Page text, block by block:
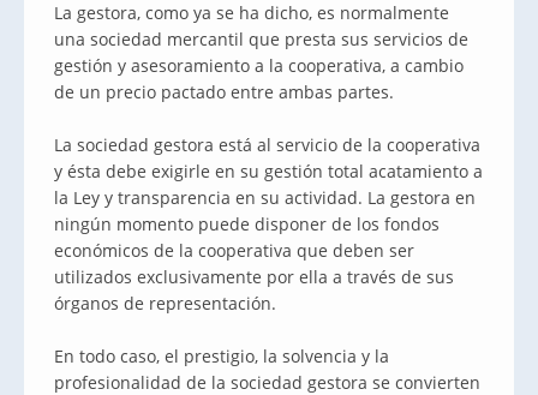
La gestora, como ya se ha dicho, es normalmente
una sociedad mercantil que presta sus servicios de
gestión y asesoramiento a la cooperativa, a cambio
de un precio pactado entre ambas partes.
La sociedad gestora está al servicio de la cooperativa
y ésta debe exigirle en su gestión total acatamiento a
la Ley y transparencia en su actividad. La gestora en
ningún momento puede disponer de los fondos
económicos de la cooperativa que deben ser
utilizados exclusivamente por ella a través de sus
órganos de representación.
En todo caso, el prestigio, la solvencia y la
profesionalidad de la sociedad gestora se convierten